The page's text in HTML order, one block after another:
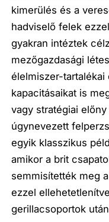
kimerülés és a
hadviselő felek
gyakran intéztek
mezőgazdasági
élelmiszer-tartalékai
kapacitásaikat is
vagy stratégiai
úgynevezett
egyik klasszikus
amikor a brit
semmisítették meg
ezzel
gerillacsoportok